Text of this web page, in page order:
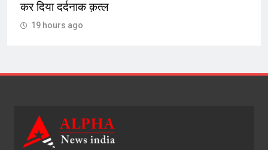
कर दिया दर्दनाक क़त्ल
19 hours ago